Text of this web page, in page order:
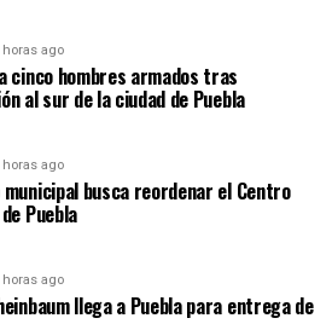
horas ago
cinco hombres armados tras
al sur de la ciudad de Puebla
horas ago
busca reordenar el Centro
Puebla
horas ago
llega a Puebla para entrega de